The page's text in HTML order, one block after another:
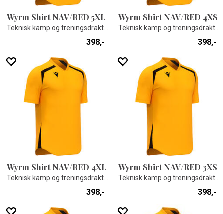
Wyrm Shirt NAV/RED 5XL
398,-
Wyrm Shirt NAV/RED 4XS
398,-
Wyrm Shirt NAV/RED 4XL
398,-
Wyrm Shirt NAV/RED 3XS
398,-